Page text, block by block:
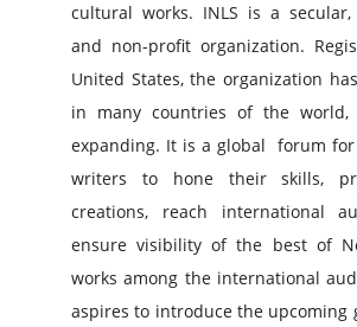
cultural works. INLS is a secular,
and non-profit organization.
United States, the organization
in many countries of the
expanding. It is a global forum for
writers to hone their skills,
creations, reach international
ensure visibility of the best of
works among the international
aspires to introduce the upcoming